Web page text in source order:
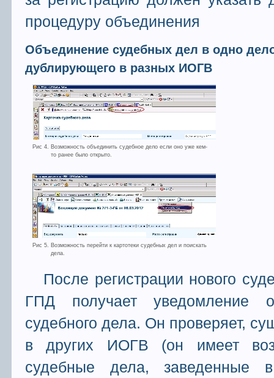
процедуру объединения
Объединение судебных дел в одно
дублирующего в разных ИОГВ
Рис 4. Возможность объединить судебное дело если оно уже кем-
то ранее было открыто.
Рис 5. Возможность перейти к картотеки судебных дел и поискать
дела.
После регистрации нового
ГПД получает уведомление
судебного дела. Он проверяет,
в других ИОГВ (он имеет
судебные дела, заведенные